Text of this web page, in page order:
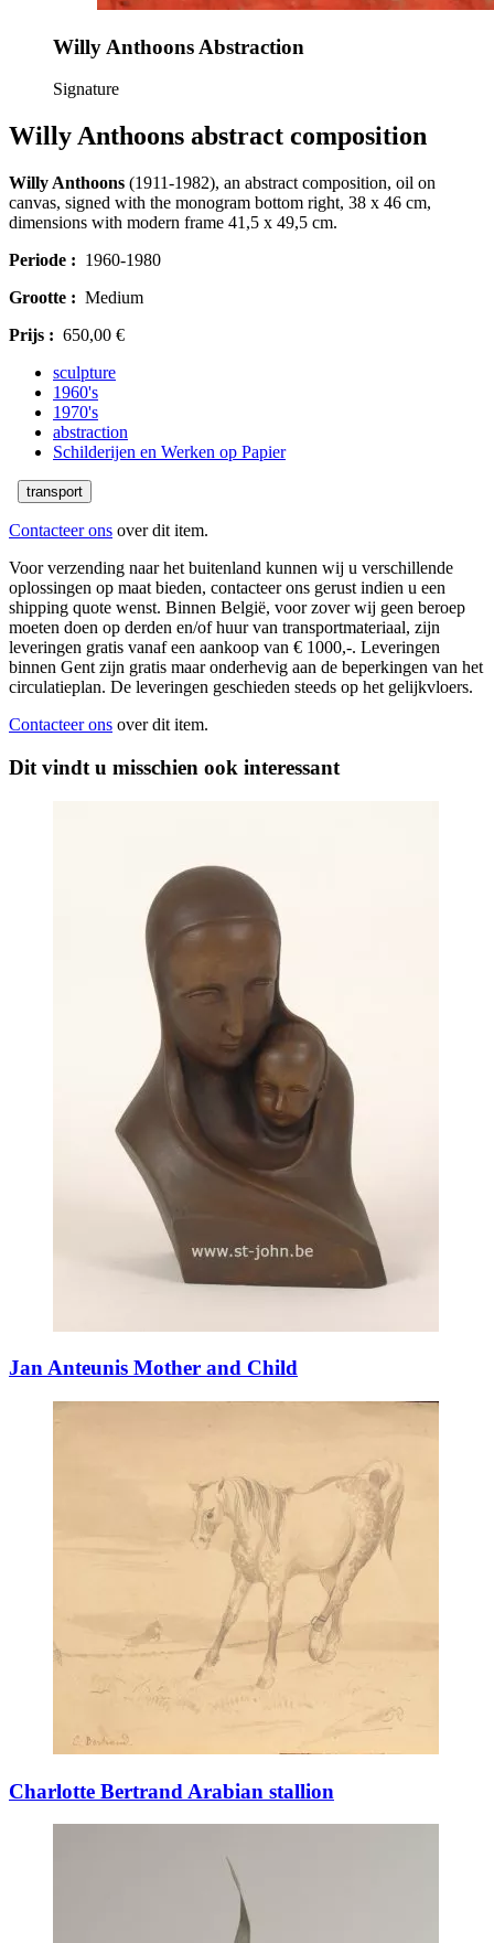
Willy Anthoons Abstraction
Signature
Willy Anthoons abstract composition
Willy Anthoons (1911-1982), an abstract composition, oil on
canvas, signed with the monogram bottom right, 38 x 46 cm,
dimensions with modern frame 41,5 x 49,5 cm.
Periode : 1960-1980
Grootte : Medium
Prijs : 650,00 €
sculpture
1960's
1970's
abstraction
Schilderijen en Werken op Papier
transport
Contacteer ons over dit item.
Voor verzending naar het buitenland kunnen wij u verschillende
oplossingen op maat bieden, contacteer ons gerust indien u een
shipping quote wenst. Binnen België, voor zover wij geen beroep
moeten doen op derden en/of huur van transportmateriaal, zijn
leveringen gratis vanaf een aankoop van € 1000,-. Leveringen
binnen Gent zijn gratis maar onderhevig aan de beperkingen van het
circulatieplan. De leveringen geschieden steeds op het gelijkvloers.
Contacteer ons over dit item.
Dit vindt u misschien ook interessant
Jan Anteunis Mother and Child
Charlotte Bertrand Arabian stallion